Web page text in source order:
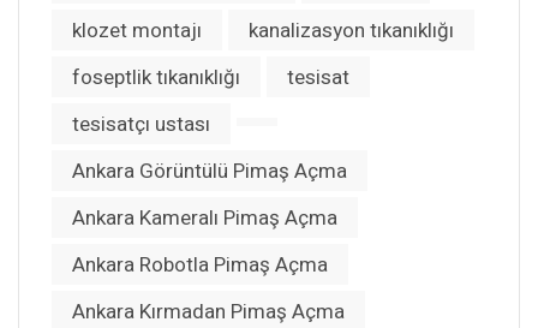
klozet montajı
kanalizasyon tıkanıklığı
foseptlik tıkanıklığı
tesisat
tesisatçı ustası
Ankara Görüntülü Pimaş Açma
Ankara Kameralı Pimaş Açma
Ankara Robotla Pimaş Açma
Ankara Kırmadan Pimaş Açma